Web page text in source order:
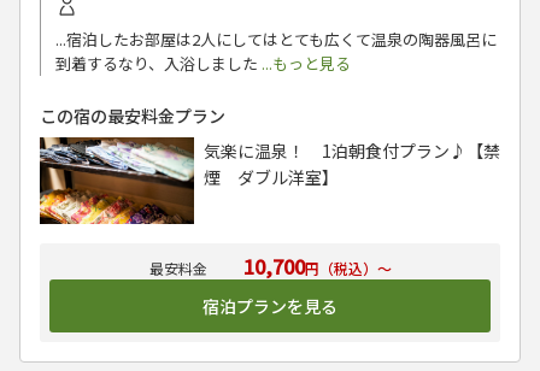
...宿泊したお部屋は2人にしてはとても広くて温泉の陶器風呂に
到着するなり、入浴しました ...もっと見る
10,700円（税込）～
宿泊プランを見る
この宿の最安料金プラン
気楽に温泉！ 1泊朝食付プラン♪【禁
煙 ダブル洋室】